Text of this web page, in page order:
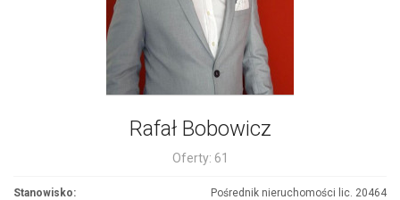
Rafał Bobowicz
Oferty: 61
Stanowisko:
Pośrednik nieruchomości lic. 20464